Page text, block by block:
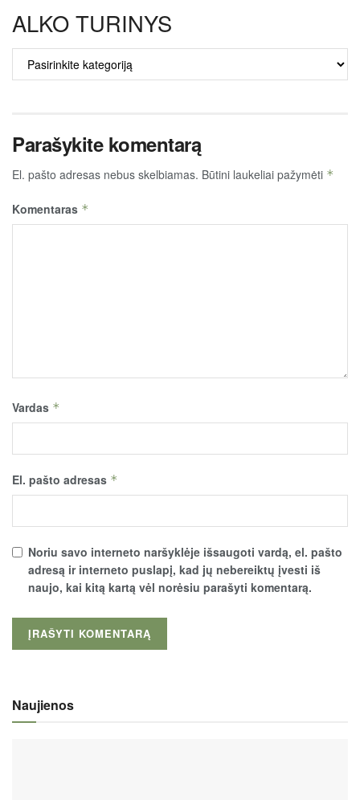
ALKO TURINYS
ALKO
TURINYS
Parašykite komentarą
El. pašto adresas nebus skelbiamas. Būtini laukeliai pažymėti *
Komentaras *
Vardas *
El. pašto adresas *
Noriu savo interneto naršyklėje išsaugoti vardą, el. pašto
adresą ir interneto puslapį, kad jų nebereiktų įvesti iš
naujo, kai kitą kartą vėl norėsiu parašyti komentarą.
Naujienos